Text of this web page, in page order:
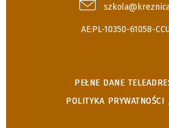
AE:PL-10350-61058-
PEŁNE DANE
POLITYKA